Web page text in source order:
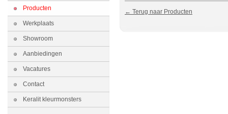
Producten
Werkplaats
Showroom
Aanbiedingen
Vacatures
Contact
Keralit kleurmonsters
← Terug naar Producten